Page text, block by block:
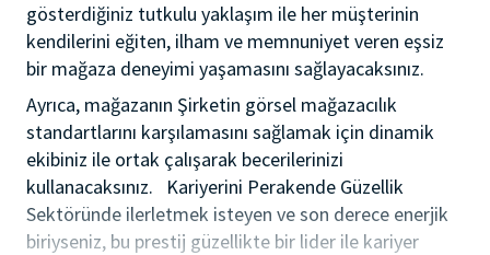
gösterdiğiniz tutkulu yaklaşım ile her müşterinin
kendilerini eğiten, ilham ve memnuniyet veren eşsiz
bir mağaza deneyimi yaşamasını sağlayacaksınız.
Ayrıca, mağazanın Şirketin görsel mağazacılık
standartlarını karşılamasını sağlamak için dinamik
ekibiniz ile ortak çalışarak becerilerinizi
kullanacaksınız. Kariyerini Perakende Güzellik
Sektöründe ilerletmek isteyen ve son derece enerjik
biriyseniz, bu prestij güzellikte bir lider ile kariyer